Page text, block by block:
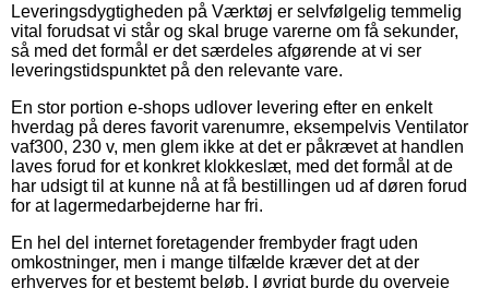
Leveringsdygtigheden på Værktøj er selvfølgelig temmelig
vital forudsat vi står og skal bruge varerne om få sekunder,
så med det formål er det særdeles afgørende at vi ser
leveringstidspunktet på den relevante vare.
En stor portion e-shops udlover levering efter en enkelt
hverdag på deres favorit varenumre, eksempelvis Ventilator
vaf300, 230 v, men glem ikke at det er påkrævet at handlen
laves forud for et konkret klokkeslæt, med det formål at de
har udsigt til at kunne nå at få bestillingen ud af døren forud
for at lagermedarbejderne har fri.
En hel del internet foretagender frembyder fragt uden
omkostninger, men i mange tilfælde kræver det at der
erhverves for et bestemt beløb. I øvrigt burde du overveje